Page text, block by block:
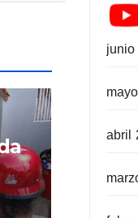
junio
abril